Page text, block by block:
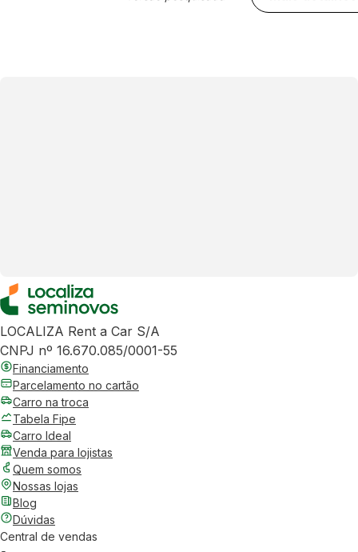
LOCALIZA Rent a Car S/A
CNPJ nº 16.670.085/0001-55
Financiamento
Parcelamento no cartão
Carro na troca
Tabela Fipe
Carro Ideal
Venda para lojistas
Quem somos
Nossas lojas
Blog
Dúvidas
Central de vendas